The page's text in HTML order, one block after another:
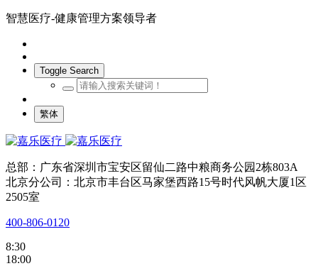
智慧医疗-健康管理方案领导者
Toggle Search
繁体
总部：广东省深圳市宝安区留仙二路中粮商务公园2栋803A
北京分公司：北京市丰台区马家堡西路15号时代风帆大厦1区
2505室
400-806-0120
8:30
18:00